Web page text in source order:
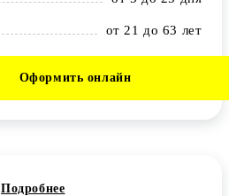
от 21 до 63 лет
Оформить онлайн
Подробнее